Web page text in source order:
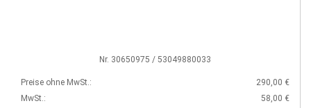
Nr. 30650975 / 53049880033
Preise ohne MwSt.:
290,00 €
MwSt.:
58,00 €